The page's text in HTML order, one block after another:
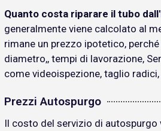
Quanto costa riparare il tubo
generalmente viene calcolato al
rimane un prezzo ipotetico,
diametro,, tempi di lavorazione,
come videoispezione, taglio radici,
Prezzi Autospurgo
Il costo del servizio di autospurgo